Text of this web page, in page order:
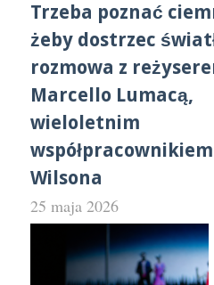
Trzeba poznać
żeby dostrzec
rozmowa z
Marcello Lumacą,
wieloletnim
Wilsona
25 maja 2026